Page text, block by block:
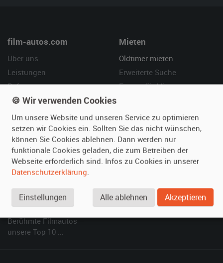
film-autos.com
Über uns
Leistungen
Referenzen
Kundenmeinungen
Mieten
Oldtimer mieten
Erweiterte Suche
Fragen für Mieter
Vermieten
Oldtimer anmelden
Fotos senden
Fragen für Vermieter
Hilfe
Häufige Fragen (FAQ)
So funktioniert's
SPECIAL
Berühmte Filmautos –
unsere Top 10 ...
🍪 Wir verwenden Cookies
Um unsere Website und unseren Service zu optimieren
setzen wir Cookies ein. Sollten Sie das nicht wünschen,
können Sie Cookies ablehnen. Dann werden nur
funktionale Cookies geladen, die zum Betreiben der
Webseite erforderlich sind. Infos zu Cookies in unserer
Datenschutzerklärung.
Einstellungen Alle ablehnen Akzeptieren